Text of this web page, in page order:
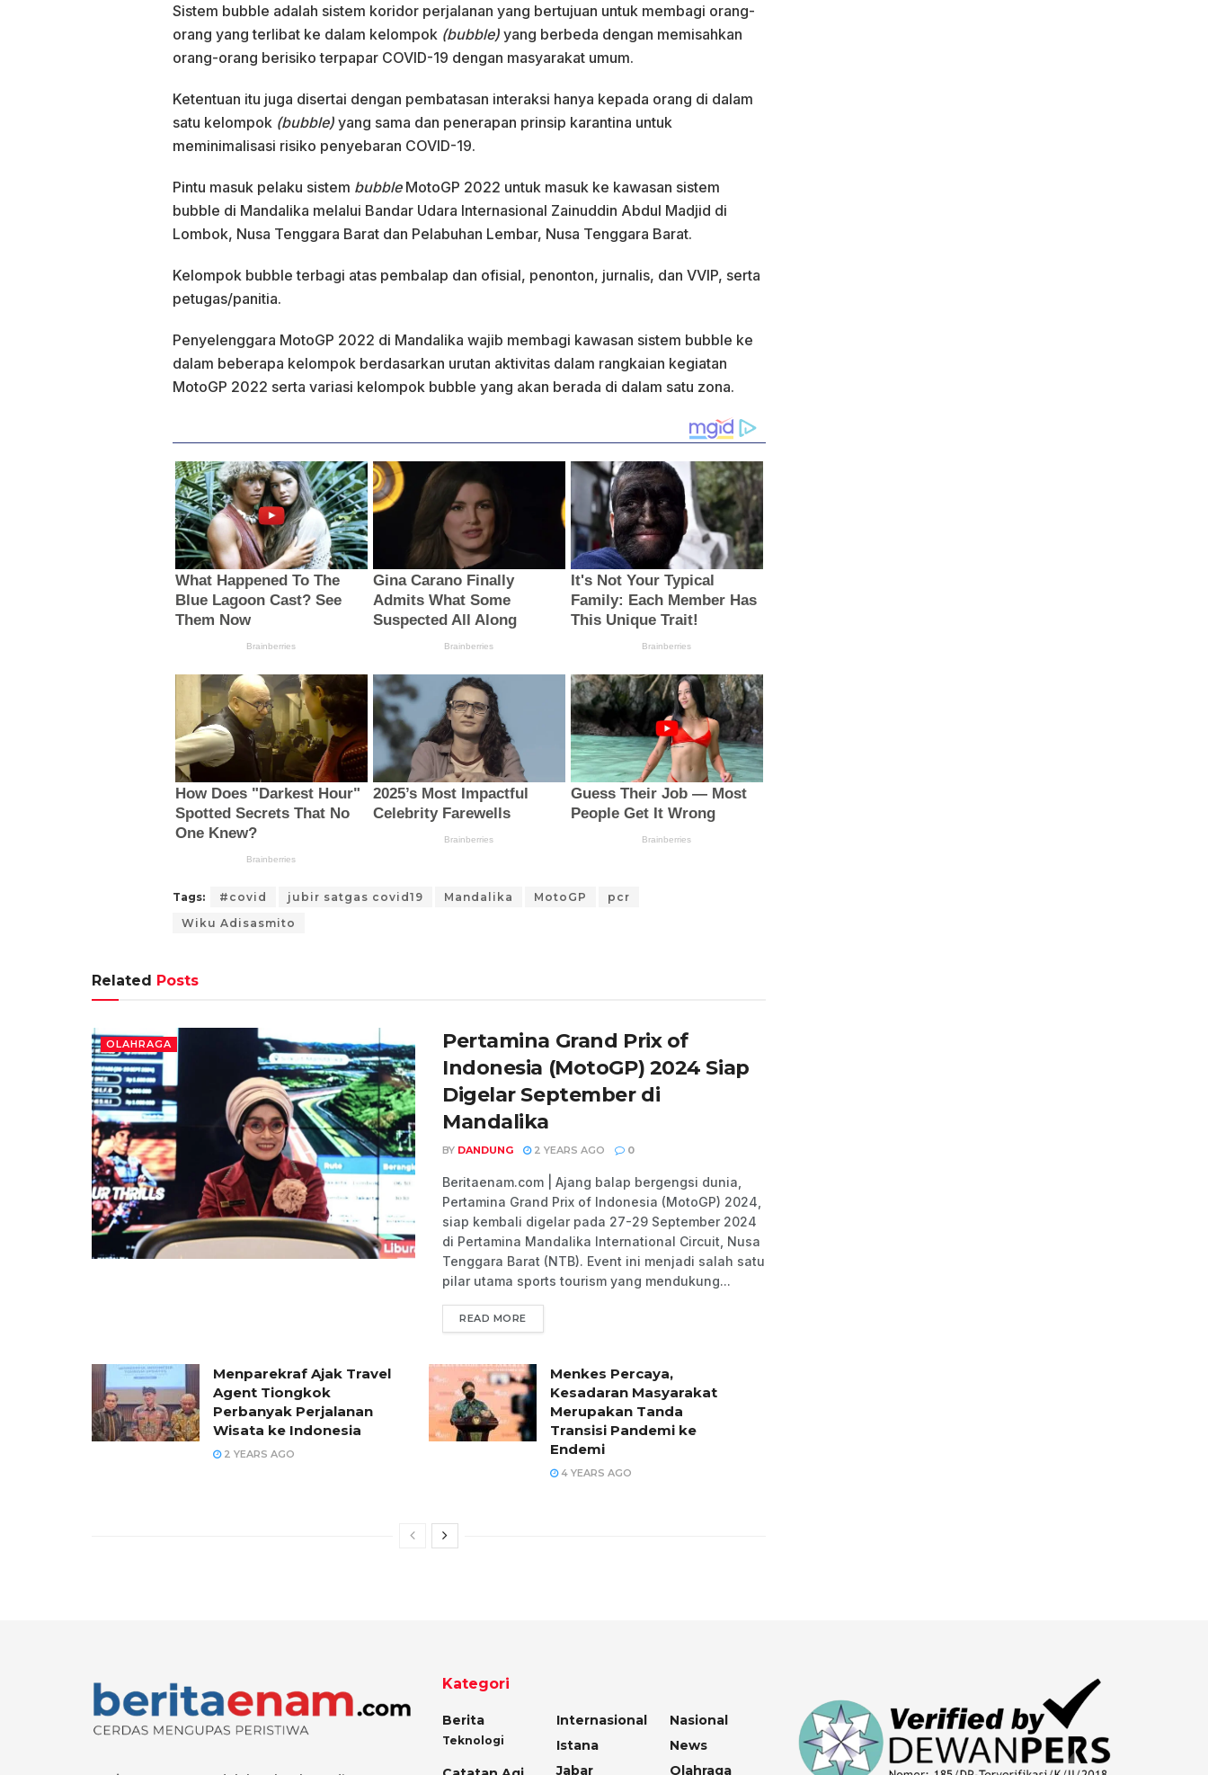
Sistem bubble adalah sistem koridor perjalanan yang bertujuan untuk membagi orang-
orang yang terlibat ke dalam kelompok (bubble) yang berbeda dengan memisahkan
orang-orang berisiko terpapar COVID-19 dengan masyarakat umum.
Ketentuan itu juga disertai dengan pembatasan interaksi hanya kepada orang di dalam
satu kelompok (bubble) yang sama dan penerapan prinsip karantina untuk
meminimalisasi risiko penyebaran COVID-19.
Pintu masuk pelaku sistem bubbleMotoGP 2022 untuk masuk ke kawasan sistem
bubble di Mandalika melalui Bandar Udara Internasional Zainuddin Abdul Madjid di
Lombok, Nusa Tenggara Barat dan Pelabuhan Lembar, Nusa Tenggara Barat.
Kelompok bubble terbagi atas pembalap dan ofisial, penonton, jurnalis, dan VVIP, serta
petugas/panitia.
Penyelenggara MotoGP 2022 di Mandalika wajib membagi kawasan sistem bubble ke
dalam beberapa kelompok berdasarkan urutan aktivitas dalam rangkaian kegiatan
MotoGP 2022 serta variasi kelompok bubble yang akan berada di dalam satu zona.
Tags: #covid jubir satgas covid19 Mandalika MotoGP
pcr
Wiku Adisasmito
Related Posts
OLAHRAGA
Pertamina Grand Prix of
Indonesia (MotoGP) 2024 Siap
Digelar September di
Mandalika
BY DANDUNG 2 YEARS AGO 0
Beritaenam.com | Ajang balap bergengsi dunia,
Pertamina Grand Prix of Indonesia (MotoGP) 2024,
siap kembali digelar pada 27-29 September 2024
di Pertamina Mandalika International Circuit, Nusa
Tenggara Barat (NTB). Event ini menjadi salah satu
pilar utama sports tourism yang mendukung...
READ MORE
Menparekraf Ajak Travel
Agent Tiongkok
Perbanyak Perjalanan
Wisata ke Indonesia
2 YEARS AGO
Menkes Percaya,
Kesadaran Masyarakat
Merupakan Tanda
Transisi Pandemi ke
Endemi
4 YEARS AGO
Kategori
Berita
Teknologi
Internasional
Istana
Jabar
Nasional
News
Olahraga